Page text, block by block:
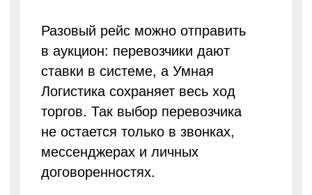
Разовый рейс можно отправить
в аукцион: перевозчики дают
ставки в системе, а Умная
Логистика сохраняет весь ход
торгов. Так выбор перевозчика
не остается только в звонках,
мессенджерах и личных
договоренностях.